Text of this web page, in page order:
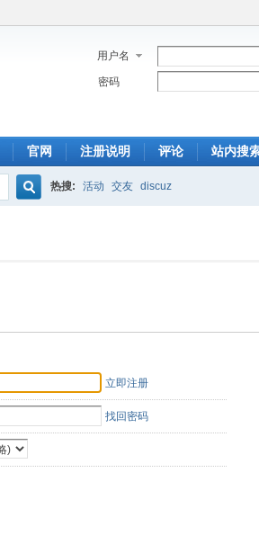
用户名
密码
官网 注册说明 评论
站内搜
热搜: 活动 交友 discuz
立即注册
找回密码